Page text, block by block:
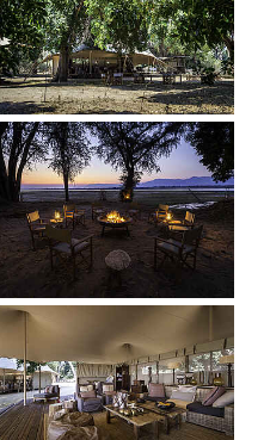
Show larger version
Show larger version